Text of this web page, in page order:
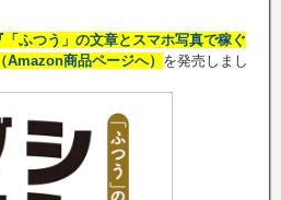
「ふつう」の文章とスマホ写真で稼ぐ
商品ページへ） を発売しまし